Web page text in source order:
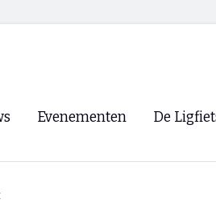
Evenementen De